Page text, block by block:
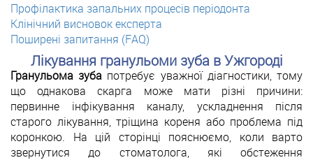
Профілактика запальних процесів періодонта
Клінічний висновок експерта
Поширені запитання (FAQ)
Лікування гранульоми зуба в Ужгороді
Гранульома зуба потребує уважної діагностики, тому
що однакова скарга може мати різні причини:
первинне інфікування каналу, ускладнення після
старого лікування, тріщина кореня або проблема під
коронкою. На цій сторінці пояснюємо, коли варто
звернутися до стоматолога, які обстеження